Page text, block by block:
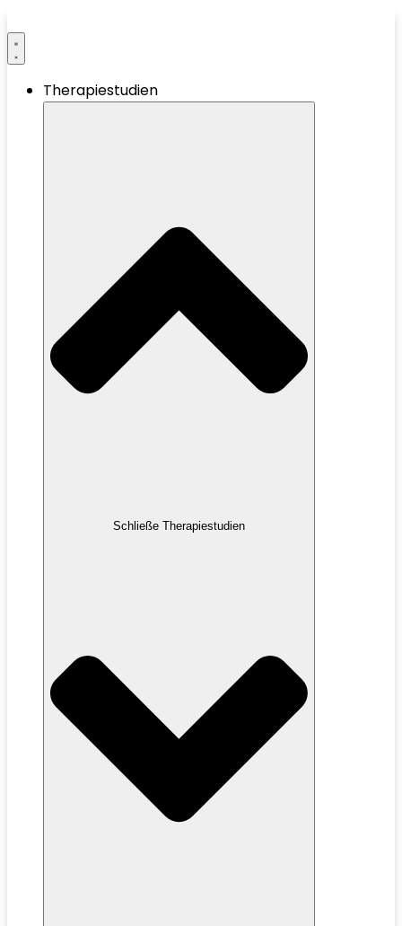
Therapiestudien
Schließe Therapiestudien